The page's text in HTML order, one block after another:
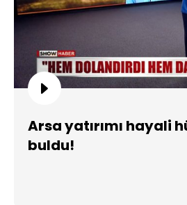
Arsa yatırımı hayali
buldu!